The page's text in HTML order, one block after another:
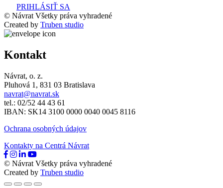
PRIHLÁSIŤ SA
© Návrat Všetky práva vyhradené
Created by Truben studio
Kontakt
Návrat, o. z.
Pluhová 1, 831 03 Bratislava
navrat@navrat.sk
tel.: 02/52 44 43 61
IBAN: SK14 3100 0000 0040 0045 8116
Ochrana osobných údajov
Kontakty na Centrá Návrat
© Návrat Všetky práva vyhradené
Created by Truben studio